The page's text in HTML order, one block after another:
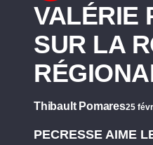
VALÉRIE
SUR LA
Thibault Pomares25
PECRESSE AIME